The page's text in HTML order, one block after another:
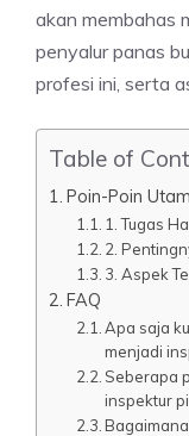
akan membahas
penyalur panas
profesi ini, serta
Table of
Poin-Poin
1. Tugas
2.
3. Aspek
FAQ
Apa saja
menjadi
Seberapa
inspektur